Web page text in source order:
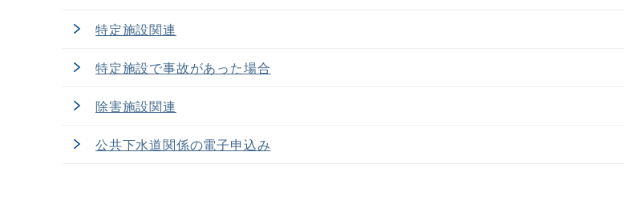
特定施設関連
特定施設で事故があった場合
除害施設関連
公共下水道関係の電子申込み